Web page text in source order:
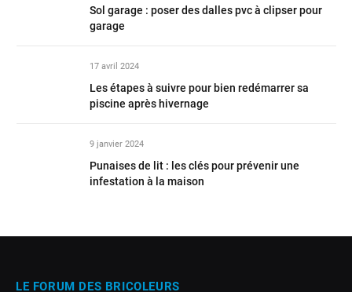
Sol garage : poser des dalles pvc à clipser pour
garage
17 avril 2024
Les étapes à suivre pour bien redémarrer sa
piscine après hivernage
9 janvier 2024
Punaises de lit : les clés pour prévenir une
infestation à la maison
LE FORUM DES BRICOLEURS